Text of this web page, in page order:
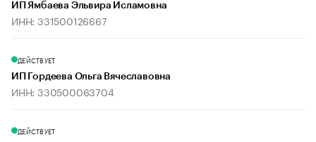
ИП Ямбаева Эльвира Исламовна
ИНН: 331500126667
ДЕЙСТВУЕТ
ИП Гордеева Ольга Вячеславовна
ИНН: 330500063704
ДЕЙСТВУЕТ